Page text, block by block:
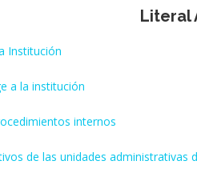
Literal
Institución
a la institución
internos
de las unidades